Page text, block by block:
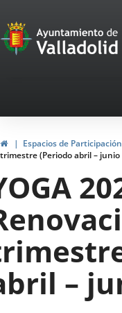
Portal
de
navegación
InicioEspacios de Participación
trimestre (Periodo abril – junio
–